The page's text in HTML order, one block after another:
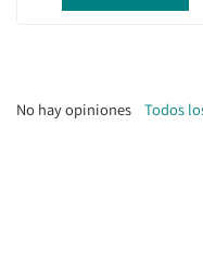
No hay opiniones Todos